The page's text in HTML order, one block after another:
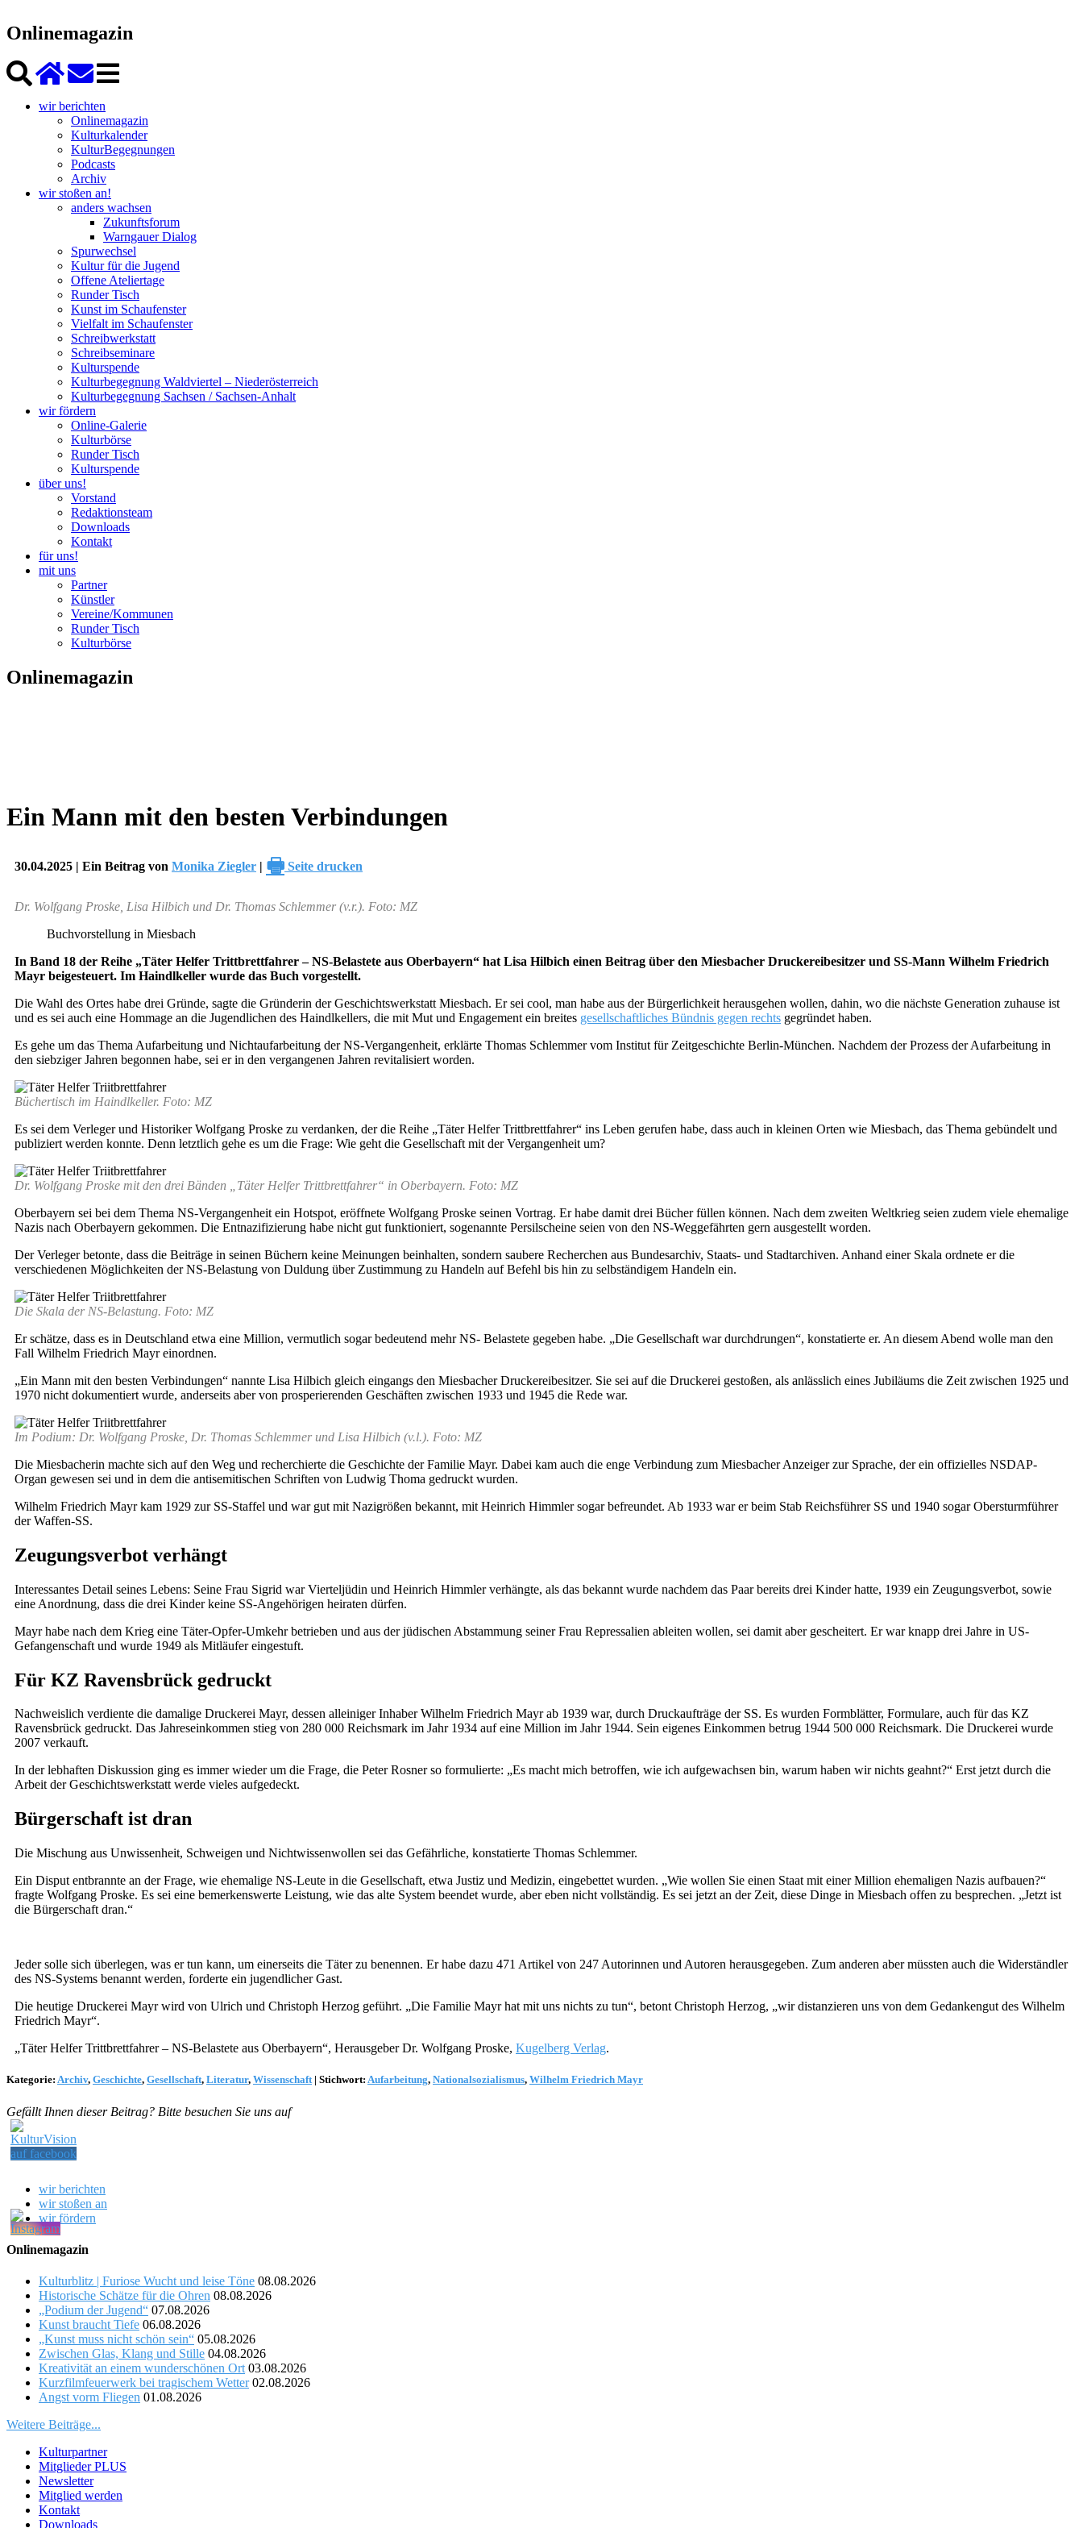
Onlinemagazin
wir berichten
Onlinemagazin
Kulturkalender
KulturBegegnungen
Podcasts
Archiv
wir stoßen an!
anders wachsen
Zukunftsforum
Warngauer Dialog
Spurwechsel
Kultur für die Jugend
Offene Ateliertage
Runder Tisch
Kunst im Schaufenster
Vielfalt im Schaufenster
Schreibwerkstatt
Schreibseminare
Kulturspende
Kulturbegegnung Waldviertel – Niederösterreich
Kulturbegegnung Sachsen / Sachsen-Anhalt
wir fördern
Online-Galerie
Kulturbörse
Runder Tisch
Kulturspende
über uns!
Vorstand
Redaktionsteam
Downloads
Kontakt
für uns!
mit uns
Partner
Künstler
Vereine/Kommunen
Runder Tisch
Kulturbörse
Onlinemagazin
Ein Mann mit den besten Verbindungen
30.04.2025 | Ein Beitrag von Monika Ziegler | 🖶 Seite drucken
Dr. Wolfgang Proske, Lisa Hilbich und Dr. Thomas Schlemmer (v.r.). Foto: MZ
Buchvorstellung in Miesbach
In Band 18 der Reihe „Täter Helfer Trittbrettfahrer – NS-Belastete aus Oberbayern“ hat Lisa Hilbich einen Beitrag über den Miesbacher Druckereibesitzer und SS-Mann Wilhelm Friedrich
Mayr beigesteuert. Im Haindlkeller wurde das Buch vorgestellt.
Die Wahl des Ortes habe drei Gründe, sagte die Gründerin der Geschichtswerkstatt Miesbach. Er sei cool, man habe aus der Bürgerlichkeit herausgehen wollen, dahin, wo die nächste Generation zuhause ist
und es sei auch eine Hommage an die Jugendlichen des Haindlkellers, die mit Mut und Engagement ein breites gesellschaftliches Bündnis gegen rechts gegründet haben.
Es gehe um das Thema Aufarbeitung und Nichtaufarbeitung der NS-Vergangenheit, erklärte Thomas Schlemmer vom Institut für Zeitgeschichte Berlin-München. Nachdem der Prozess der Aufarbeitung in
den siebziger Jahren begonnen habe, sei er in den vergangenen Jahren revitalisiert worden.
Büchertisch im Haindlkeller. Foto: MZ
Es sei dem Verleger und Historiker Wolfgang Proske zu verdanken, der die Reihe „Täter Helfer Trittbrettfahrer“ ins Leben gerufen habe, dass auch in kleinen Orten wie Miesbach, das Thema gebündelt und
publiziert werden konnte. Denn letztlich gehe es um die Frage: Wie geht die Gesellschaft mit der Vergangenheit um?
Dr. Wolfgang Proske mit den drei Bänden „Täter Helfer Trittbrettfahrer“ in Oberbayern. Foto: MZ
Oberbayern sei bei dem Thema NS-Vergangenheit ein Hotspot, eröffnete Wolfgang Proske seinen Vortrag. Er habe damit drei Bücher füllen können. Nach dem zweiten Weltkrieg seien zudem viele ehemalige
Nazis nach Oberbayern gekommen. Die Entnazifizierung habe nicht gut funktioniert, sogenannte Persilscheine seien von den NS-Weggefährten gern ausgestellt worden.
Der Verleger betonte, dass die Beiträge in seinen Büchern keine Meinungen beinhalten, sondern saubere Recherchen aus Bundesarchiv, Staats- und Stadtarchiven. Anhand einer Skala ordnete er die
verschiedenen Möglichkeiten der NS-Belastung von Duldung über Zustimmung zu Handeln auf Befehl bis hin zu selbständigem Handeln ein.
Die Skala der NS-Belastung. Foto: MZ
Er schätze, dass es in Deutschland etwa eine Million, vermutlich sogar bedeutend mehr NS- Belastete gegeben habe. „Die Gesellschaft war durchdrungen“, konstatierte er. An diesem Abend wolle man den
Fall Wilhelm Friedrich Mayr einordnen.
„Ein Mann mit den besten Verbindungen“ nannte Lisa Hilbich gleich eingangs den Miesbacher Druckereibesitzer. Sie sei auf die Druckerei gestoßen, als anlässlich eines Jubiläums die Zeit zwischen 1925 und
1970 nicht dokumentiert wurde, anderseits aber von prosperierenden Geschäften zwischen 1933 und 1945 die Rede war.
Im Podium: Dr. Wolfgang Proske, Dr. Thomas Schlemmer und Lisa Hilbich (v.l.). Foto: MZ
Die Miesbacherin machte sich auf den Weg und recherchierte die Geschichte der Familie Mayr. Dabei kam auch die enge Verbindung zum Miesbacher Anzeiger zur Sprache, der ein offizielles NSDAP-
Organ gewesen sei und in dem die antisemitischen Schriften von Ludwig Thoma gedruckt wurden.
Wilhelm Friedrich Mayr kam 1929 zur SS-Staffel und war gut mit Nazigrößen bekannt, mit Heinrich Himmler sogar befreundet. Ab 1933 war er beim Stab Reichsführer SS und 1940 sogar Obersturmführer
der Waffen-SS.
Zeugungsverbot verhängt
Interessantes Detail seines Lebens: Seine Frau Sigrid war Vierteljüdin und Heinrich Himmler verhängte, als das bekannt wurde nachdem das Paar bereits drei Kinder hatte, 1939 ein Zeugungsverbot, sowie
eine Anordnung, dass die drei Kinder keine SS-Angehörigen heiraten dürfen.
Mayr habe nach dem Krieg eine Täter-Opfer-Umkehr betrieben und aus der jüdischen Abstammung seiner Frau Repressalien ableiten wollen, sei damit aber gescheitert. Er war knapp drei Jahre in US-
Gefangenschaft und wurde 1949 als Mitläufer eingestuft.
Für KZ Ravensbrück gedruckt
Nachweislich verdiente die damalige Druckerei Mayr, dessen alleiniger Inhaber Wilhelm Friedrich Mayr ab 1939 war, durch Druckaufträge der SS. Es wurden Formblätter, Formulare, auch für das KZ
Ravensbrück gedruckt. Das Jahreseinkommen stieg von 280 000 Reichsmark im Jahr 1934 auf eine Million im Jahr 1944. Sein eigenes Einkommen betrug 1944 500 000 Reichsmark. Die Druckerei wurde
2007 verkauft.
In der lebhaften Diskussion ging es immer wieder um die Frage, die Peter Rosner so formulierte: „Es macht mich betroffen, wie ich aufgewachsen bin, warum haben wir nichts geahnt?“ Erst jetzt durch die
Arbeit der Geschichtswerkstatt werde vieles aufgedeckt.
Bürgerschaft ist dran
Die Mischung aus Unwissenheit, Schweigen und Nichtwissenwollen sei das Gefährliche, konstatierte Thomas Schlemmer.
Ein Disput entbrannte an der Frage, wie ehemalige NS-Leute in die Gesellschaft, etwa Justiz und Medizin, eingebettet wurden. „Wie wollen Sie einen Staat mit einer Million ehemaligen Nazis aufbauen?“
fragte Wolfgang Proske. Es sei eine bemerkenswerte Leistung, wie das alte System beendet wurde, aber eben nicht vollständig. Es sei jetzt an der Zeit, diese Dinge in Miesbach offen zu besprechen. „Jetzt ist
die Bürgerschaft dran.“
Jeder solle sich überlegen, was er tun kann, um einerseits die Täter zu benennen. Er habe dazu 471 Artikel von 247 Autorinnen und Autoren herausgegeben. Zum anderen aber müssten auch die Widerständler
des NS-Systems benannt werden, forderte ein jugendlicher Gast.
Die heutige Druckerei Mayr wird von Ulrich und Christoph Herzog geführt. „Die Familie Mayr hat mit uns nichts zu tun“, betont Christoph Herzog, „wir distanzieren uns von dem Gedankengut des Wilhelm
Friedrich Mayr“.
„Täter Helfer Trittbrettfahrer – NS-Belastete aus Oberbayern“, Herausgeber Dr. Wolfgang Proske, Kugelberg Verlag.
Kategorie: Archiv, Geschichte, Gesellschaft, Literatur, Wissenschaft| Stichwort: Aufarbeitung, Nationalsozialismus, Wilhelm Friedrich Mayr
Gefällt Ihnen dieser Beitrag? Bitte besuchen Sie uns auf
wir berichten
wir stoßen an
wir fördern
Onlinemagazin
Kulturblitz | Furiose Wucht und leise Töne 08.08.2026
Historische Schätze für die Ohren 08.08.2026
„Podium der Jugend“ 07.08.2026
Kunst braucht Tiefe 06.08.2026
„Kunst muss nicht schön sein“ 05.08.2026
Zwischen Glas, Klang und Stille 04.08.2026
Kreativität an einem wunderschönen Ort 03.08.2026
Kurzfilmfeuerwerk bei tragischem Wetter 02.08.2026
Angst vorm Fliegen 01.08.2026
Weitere Beiträge...
Kulturpartner
Mitglieder PLUS
Newsletter
Mitglied werden
Kontakt
Downloads